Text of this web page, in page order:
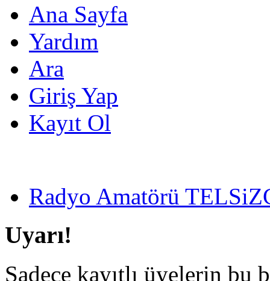
Ana Sayfa
Yardım
Ara
Giriş Yap
Kayıt Ol
Radyo Amatörü
Uyarı!
Sadece kayıtlı üyelerin bu